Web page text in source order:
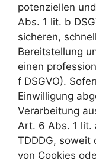
potenziellen
Abs. 1 lit. b
sicheren,
Bereitstellung
einen
f DSGVO).
Einwilligung
Verarbeitung
Art. 6 Abs. 1 lit.
TDDDG, soweit
von Cookies